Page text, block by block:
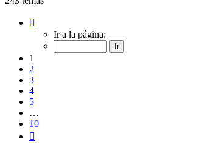
Ir a la página:
1
2
3
4
5
…
10